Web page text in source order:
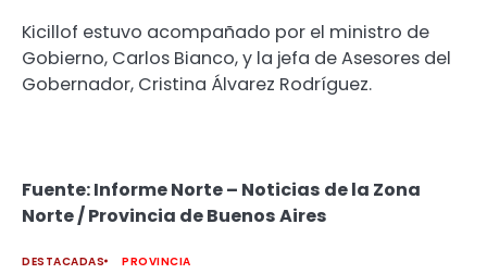
Kicillof estuvo acompañado por el ministro de
Gobierno, Carlos Bianco, y la jefa de Asesores del
Gobernador, Cristina Álvarez Rodríguez.
Fuente: Informe Norte – Noticias de la Zona
Norte / Provincia de Buenos Aires
DESTACADAS
PROVINCIA